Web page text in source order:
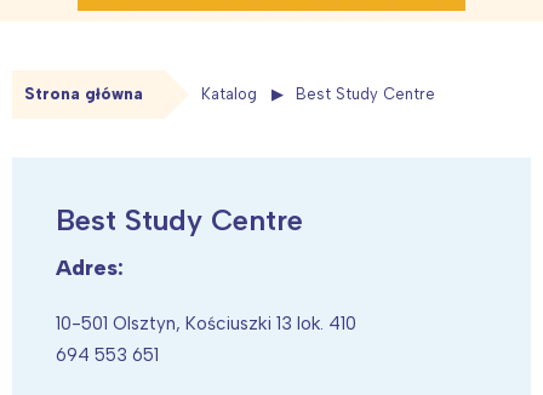
Strona główna Katalog Best Study Centre
Best Study Centre
Adres:
10-501 Olsztyn, Kościuszki 13 lok. 410
694 553 651